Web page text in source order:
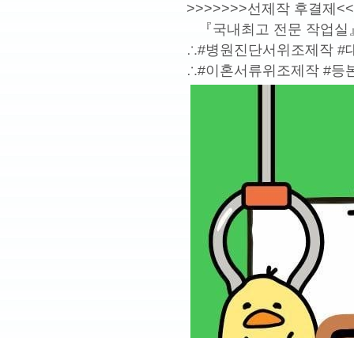
>>>>>>>선제작 후결제
『국내최고 전문 작업실
∴#병원진단서위조제작 #
∴#이혼서류위조제작 #등